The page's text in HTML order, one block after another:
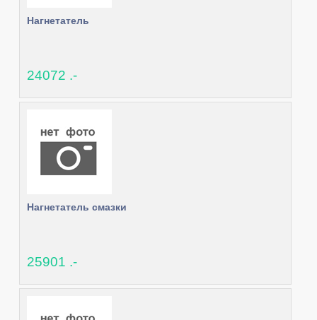
Нагнетатель
24072 .-
Нагнетатель смазки
25901 .-